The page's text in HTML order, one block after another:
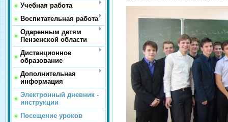
Учебная работа
Воспитательная работа
Одаренным детям
Пензенской области
Дистанционное
образование
Дополнительная
информация
Электронный дневник -
инструкции
Посещение уроков